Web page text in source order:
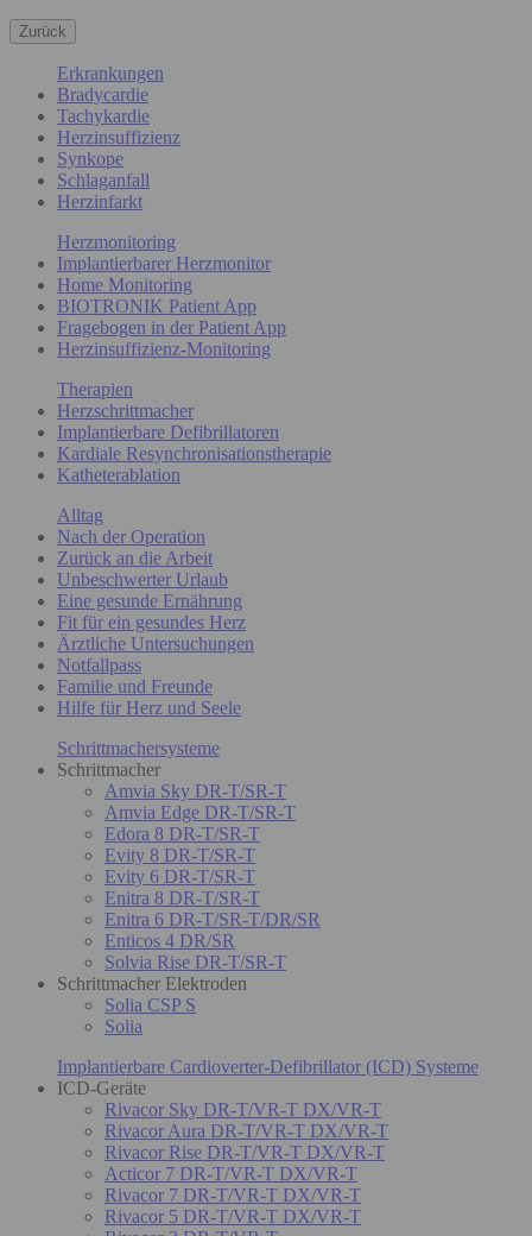
Zurück
Erkrankungen
Bradycardie
Tachykardie
Herzinsuffizienz
Synkope
Schlaganfall
Herzinfarkt
Herzmonitoring
Implantierbarer Herzmonitor
Home Monitoring
BIOTRONIK Patient App
Fragebogen in der Patient App
Herzinsuffizienz-Monitoring
Therapien
Herzschrittmacher
Implantierbare Defibrillatoren
Kardiale Resynchronisationstherapie
Katheterablation
Alltag
Nach der Operation
Zurück an die Arbeit
Unbeschwerter Urlaub
Eine gesunde Ernährung
Fit für ein gesundes Herz
Ärztliche Untersuchungen
Notfallpass
Familie und Freunde
Hilfe für Herz und Seele
Schrittmachersysteme
Schrittmacher
Amvia Sky DR-T/SR-T
Amvia Edge DR-T/SR-T
Edora 8 DR-T/SR-T
Evity 8 DR-T/SR-T
Evity 6 DR-T/SR-T
Enitra 8 DR-T/SR-T
Enitra 6 DR-T/SR-T/DR/SR
Enticos 4 DR/SR
Solvia Rise DR-T/SR-T
Schrittmacher Elektroden
Solia CSP S
Solia
Implantierbare Cardioverter-Defibrillator (ICD) Systeme
ICD-Geräte
Rivacor Sky DR-T/VR-T DX/VR-T
Rivacor Aura DR-T/VR-T DX/VR-T
Rivacor Rise DR-T/VR-T DX/VR-T
Acticor 7 DR-T/VR-T DX/VR-T
Rivacor 7 DR-T/VR-T DX/VR-T
Rivacor 5 DR-T/VR-T DX/VR-T